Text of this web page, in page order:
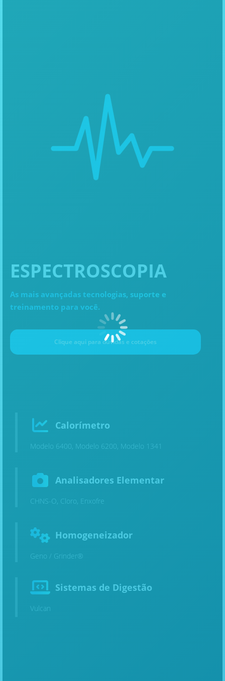
ESPECTROSCOPIA
As mais avançadas tecnologias, suporte e
treinamento para você.
Clique aqui para dúvidas e cotaçōes
Calorímetro
Modelo 6400, Modelo 6200, Modelo 1341
Analisadores Elementar
CHNS-O, Cloro, Enxofre
Homogeneizador
Geno / Grinder®
Sistemas de Digestão
Vulcan